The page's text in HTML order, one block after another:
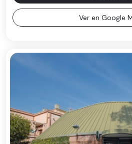
Ver en Google